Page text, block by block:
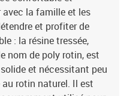
de remplissage
de remplissage du coussin
du coussin de siège : 55 x 55
de dossier : 55 x 45 x 13
x table de jardin1 x canapé
pieds de jardin5 x coussin
housse amovible et lavable
la famille et les
et profiter de
: la résine tressée,
nom de poly rotin, est
et nécessitant peu
rotin naturel. Il est